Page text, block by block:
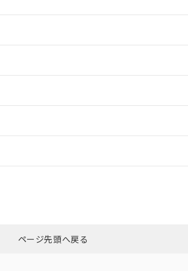
ちらページ先頭へ戻る